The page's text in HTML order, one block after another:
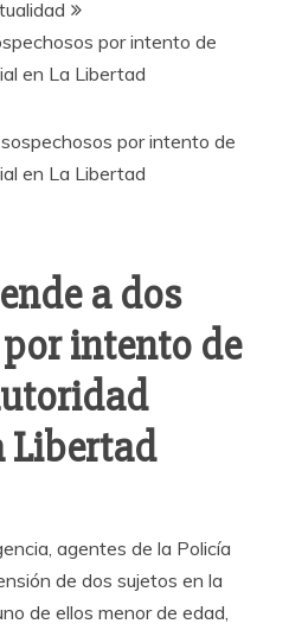
por intento de
en La Libertad
a dos
intento de
Libertad
agentes de la Policía
de dos sujetos en la
de ellos menor de edad,